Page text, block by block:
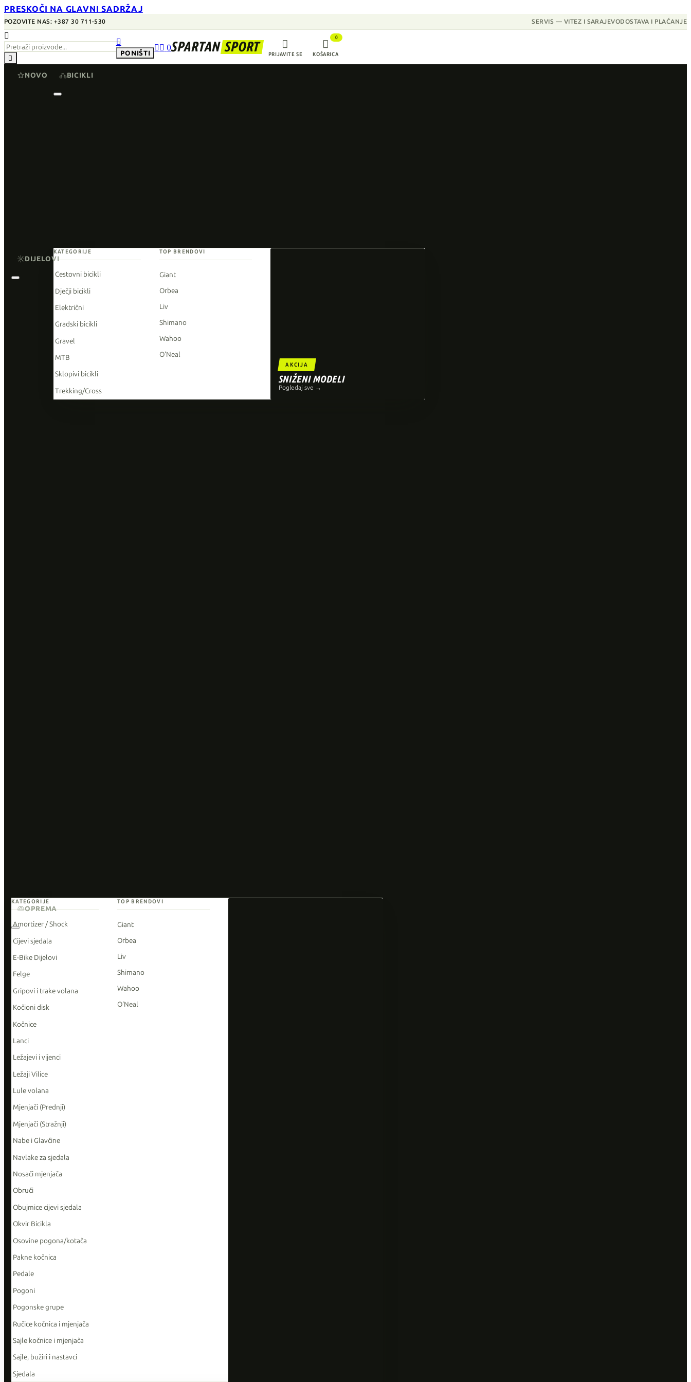
PRESKOČI NA GLAVNI SADRŽAJ
POZOVITE NAS: +387 30 711-530 SERVIS — VITEZ I SARAJEVODOSTAVA I PLAĆANJE
SPARTAN SPORT



PONIŠTI

PRIJAVITE SE

KOŠARICA
0
 0
NOVO BICIKLI
KATEGORIJE
Cestovni bicikli
Dječji bicikli
Električni
Gradski bicikli
Gravel
MTB
Sklopivi bicikli
Trekking/Cross
TOP BRENDOVI
Giant
Orbea
Liv
Shimano
Wahoo
O'Neal
AKCIJA
SNIŽENI MODELI
Pogledaj sve →
DIJELOVI
KATEGORIJE
Amortizer / Shock
Cijevi sjedala
E-Bike Dijelovi
Felge
Gripovi i trake volana
Kočioni disk
Kočnice
Lanci
Ležajevi i vijenci
Ležaji Vilice
Lule volana
Mjenjači (Prednji)
Mjenjači (Stražnji)
Nabe i Glavčine
Navlake za sjedala
Nosači mjenjača
Obruči
Obujmice cijevi sjedala
Okvir Bicikla
Osovine pogona/kotača
Pakne kočnica
Pedale
Pogoni
Pogonske grupe
Ručice kočnica i mjenjača
Sajle kočnice i mjenjača
Sajle, bužiri i nastavci
Sjedala
TOP BRENDOVI
Giant
Orbea
Liv
Shimano
Wahoo
O'Neal
OPREMA